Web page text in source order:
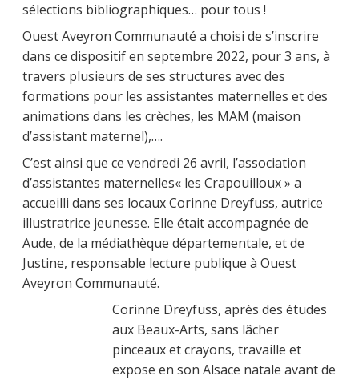
sélections bibliographiques… pour tous !
Ouest Aveyron Communauté a choisi de s’inscrire
dans ce dispositif en septembre 2022, pour 3 ans, à
travers plusieurs de ses structures avec des
formations pour les assistantes maternelles et des
animations dans les crèches, les MAM (maison
d’assistant maternel),….
C’est ainsi que ce vendredi 26 avril, l’association
d’assistantes maternelles« les Crapouilloux » a
accueilli dans ses locaux Corinne Dreyfuss, autrice
illustratrice jeunesse. Elle était accompagnée de
Aude, de la médiathèque départementale, et de
Justine, responsable lecture publique à Ouest
Aveyron Communauté.
Corinne Dreyfuss, après des études
aux Beaux-Arts, sans lâcher
pinceaux et crayons, travaille et
expose en son Alsace natale avant de